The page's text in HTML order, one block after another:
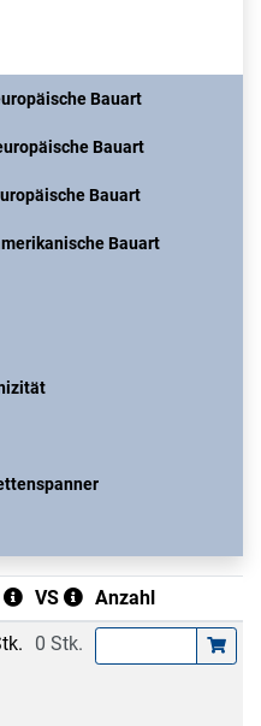
Bauart
Bauart
Bauart
Bauart
VS Anzahl
0 Stk.